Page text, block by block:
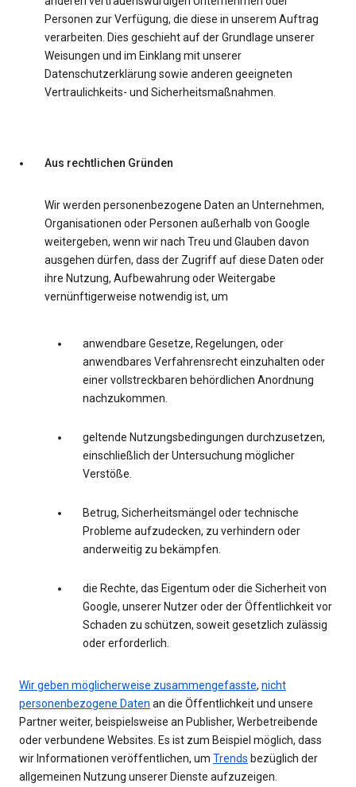
Personen zur Verfügung, die diese in unserem Auftrag
verarbeiten. Dies geschieht auf der Grundlage unserer
Weisungen und im Einklang mit unserer
Datenschutzerklärung sowie anderen geeigneten
Vertraulichkeits- und Sicherheitsmaßnahmen.
Aus rechtlichen Gründen
Wir werden personenbezogene Daten an Unternehmen,
Organisationen oder Personen außerhalb von Google
weitergeben, wenn wir nach Treu und Glauben davon
ausgehen dürfen, dass der Zugriff auf diese Daten oder
ihre Nutzung, Aufbewahrung oder Weitergabe
vernünftigerweise notwendig ist, um
anwendbare Gesetze, Regelungen, oder
anwendbares Verfahrensrecht einzuhalten oder
einer vollstreckbaren behördlichen Anordnung
nachzukommen.
geltende Nutzungsbedingungen durchzusetzen,
einschließlich der Untersuchung möglicher
Verstöße.
Betrug, Sicherheitsmängel oder technische
Probleme aufzudecken, zu verhindern oder
anderweitig zu bekämpfen.
die Rechte, das Eigentum oder die Sicherheit von
Google, unserer Nutzer oder der Öffentlichkeit vor
Schaden zu schützen, soweit gesetzlich zulässig
oder erforderlich.
Wir geben möglicherweise zusammengefasste, nicht
personenbezogene Daten an die Öffentlichkeit und unsere
Partner weiter, beispielsweise an Publisher, Werbetreibende
oder verbundene Websites. Es ist zum Beispiel möglich, dass
wir Informationen veröffentlichen, um Trends bezüglich der
allgemeinen Nutzung unserer Dienste aufzuzeigen.